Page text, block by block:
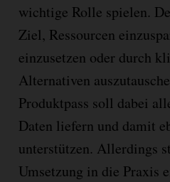
wichtige Rolle spielen.
Ziel, Ressourcen
einzusetzen oder durch
Alternativen
Produktpass soll dabei
Daten liefern und damit
unterstützen. Allerdings
Umsetzung in die Praxis